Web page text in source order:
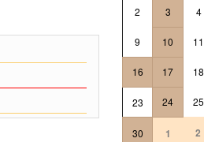
2 3 4
9 10 11
16 17 18
23 24 25
30 1 2